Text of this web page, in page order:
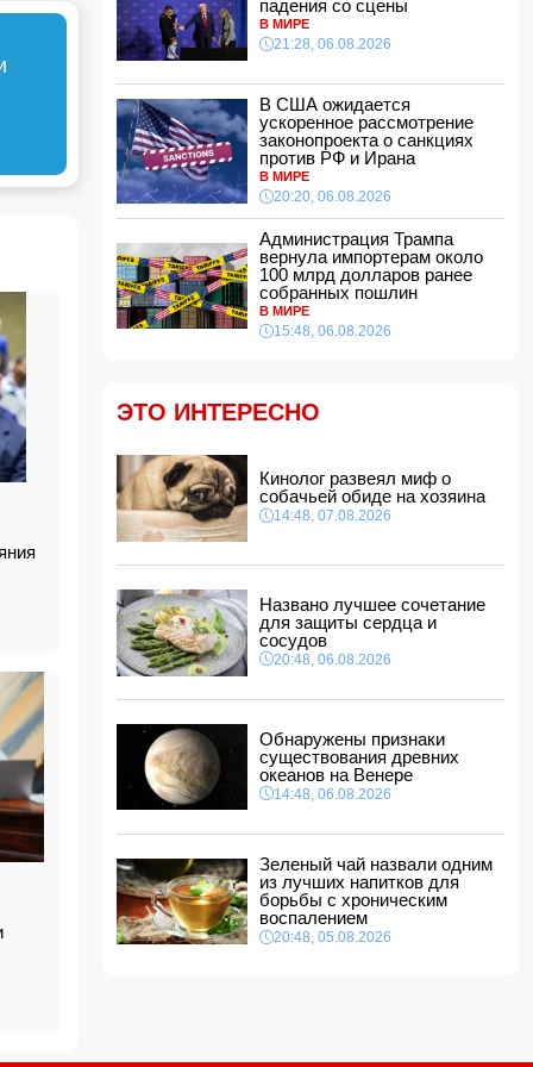
Сына Абеля Магеррамова отозвали от
должности посла
14:10, 07.08.2026
Моуринью в шоке после отказа Родри от
перехода в "Реал"
14:04, 07.08.2026
Ильхам Алиев подписал распоряжения в
связи с двумя дипломатами
14:00, 07.08.2026
Прогноз погоды в Азербайджане на 8 августа
12:48, 07.08.2026
В Азербайджане ищут сотрудников с
зарплатой до 10 000 манатов
12:34, 07.08.2026
предпринимательницу в кафе
12:28, 07.08.2026
В Нахчыванской АР сотрудники МЧС спасли
тонувшего человека
Макгрегор заявил о начале подготовки к
возвращению в октагон
12:00, 07.08.2026
Опасный вирус приближается к границе
11:48, 07.08.2026
Женщина попала за решетку из-за
необычного имени ребенка
11:40, 07.08.2026
Европе предрекли ущерб в размере 800 млрд
евро
падения со сцены
В МИРЕ
21:28, 06.08.2026
В США ожидается
ускоренное рассмотрение
законопроекта о санкциях
против РФ и Ирана
В МИРЕ
20:20, 06.08.2026
Администрация Трампа
вернула импортерам около
100 млрд долларов ранее
собранных пошлин
В МИРЕ
15:48, 06.08.2026
ЭТО ИНТЕРЕСНО
Кинолог развеял миф о
собачьей обиде на хозяина
14:48, 07.08.2026
Названо лучшее сочетание
для защиты сердца и
сосудов
20:48, 06.08.2026
Обнаружены признаки
существования древних
океанов на Венере
14:48, 06.08.2026
Зеленый чай назвали одним
из лучших напитков для
борьбы с хроническим
воспалением
20:48, 05.08.2026